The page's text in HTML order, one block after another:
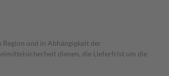
und in Abhängigkeit der
dienen, die Lieferfrist um die